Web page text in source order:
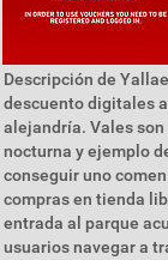
Descripción de
descuento digitales
alejandría. Vales
nocturna y ejemplo
conseguir uno
compras en tienda
entrada al parque
usuarios navegar a